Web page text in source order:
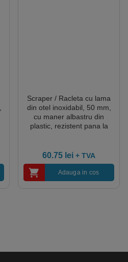
Scraper / Racleta cu lama
din otel inoxidabil, 50 mm,
cu maner albastru din
plastic, rezistent pana la
HACCP, FDA
60.75 lei + TVA
Adauga in cos